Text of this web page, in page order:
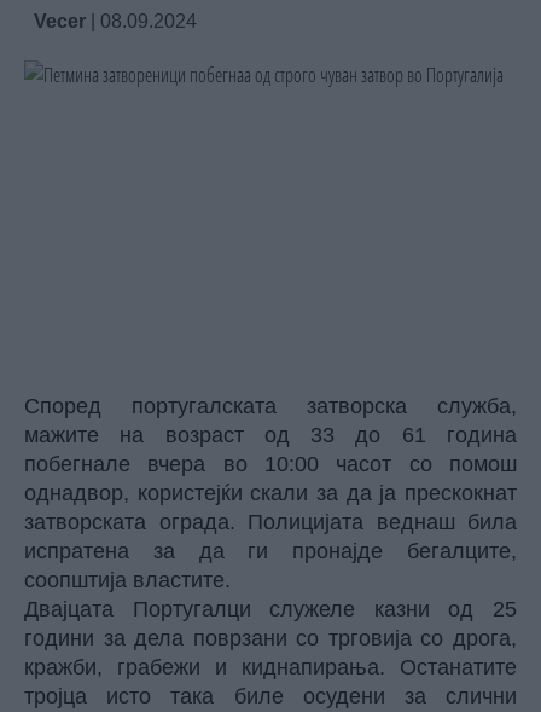
Vecer 08.09.2024
Според португалската затворска служба,
мажите на возраст од 33 до 61 година
побегнале вчера во 10:00 часот со помош
однадвор, користејќи скали за да ја прескокнат
затворската ограда. Полицијата веднаш била
испратена за да ги пронајде бегалците,
соопштија властите.
Двајцата Португалци служеле казни од 25
години за дела поврзани со трговија со дрога,
кражби, грабежи и киднапирања. Останатите
тројца исто така биле осудени за слични